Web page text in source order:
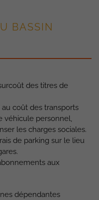
BASSIN
des titres de
coût des transports
véhicule personnel,
les charges sociales.
de parking sur le lieu
aux
dépendantes